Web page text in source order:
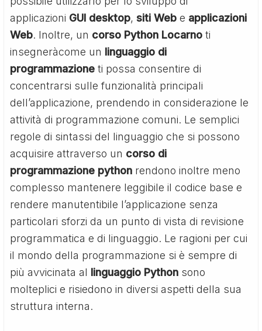
applicazioni GUI desktop,siti Web e applicazioni
Web. Inoltre, un corso Python Locarnoti
insegneràcome un linguaggio di
programmazioneti possa consentire di
concentrarsi sulle funzionalità principali
dell’applicazione, prendendo in considerazione le
attività di programmazione comuni. Le semplici
regole di sintassi del linguaggio che si possono
acquisire attraverso un corso di
programmazione python rendono inoltre meno
complesso mantenere leggibile il codice base e
rendere manutentibile l’applicazione senza
particolari sforzi da un punto di vista di revisione
programmatica e di linguaggio. Le ragioni per cui
il mondo della programmazione si è sempre di
più avvicinata al linguaggio Python sono
molteplici e risiedono in diversi aspetti della sua
struttura interna.